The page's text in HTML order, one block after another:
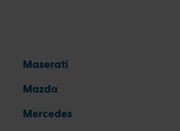
Maserati
Mazda
Mercedes